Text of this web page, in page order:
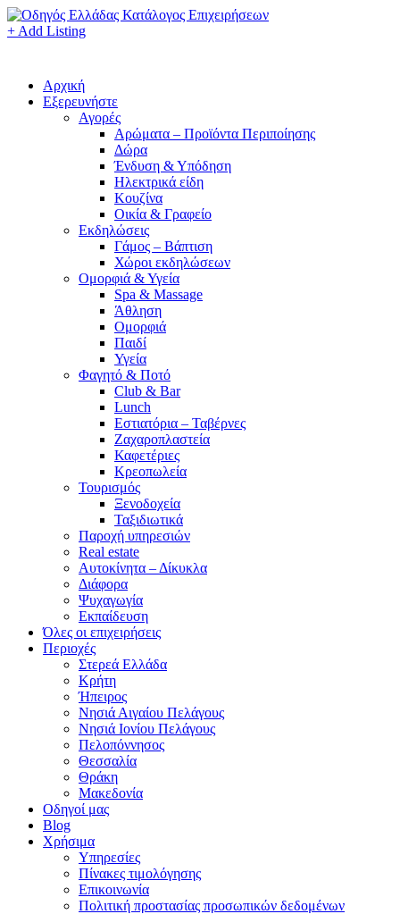
+ Add Listing
Αρχική
Εξερευνήστε
Αγορές
Αρώματα – Προϊόντα Περιποίησης
Δώρα
Ένδυση & Υπόδηση
Ηλεκτρικά είδη
Κουζίνα
Οικία & Γραφείο
Εκδηλώσεις
Γάμος – Βάπτιση
Χώροι εκδηλώσεων
Ομορφιά & Υγεία
Spa & Massage
Άθληση
Ομορφιά
Παιδί
Υγεία
Φαγητό & Ποτό
Club & Bar
Lunch
Εστιατόρια – Ταβέρνες
Ζαχαροπλαστεία
Καφετέριες
Κρεοπωλεία
Τουρισμός
Ξενοδοχεία
Ταξιδιωτικά
Παροχή υπηρεσιών
Real estate
Αυτοκίνητα – Δίκυκλα
Διάφορα
Ψυχαγωγία
Εκπαίδευση
Όλες οι επιχειρήσεις
Περιοχές
Στερεά Ελλάδα
Κρήτη
Ήπειρος
Νησιά Αιγαίου Πελάγους
Νησιά Ιονίου Πελάγους
Πελοπόννησος
Θεσσαλία
Θράκη
Μακεδονία
Οδηγοί μας
Blog
Χρήσιμα
Υπηρεσίες
Πίνακες τιμολόγησης
Επικοινωνία
Πολιτική προστασίας προσωπικών δεδομένων